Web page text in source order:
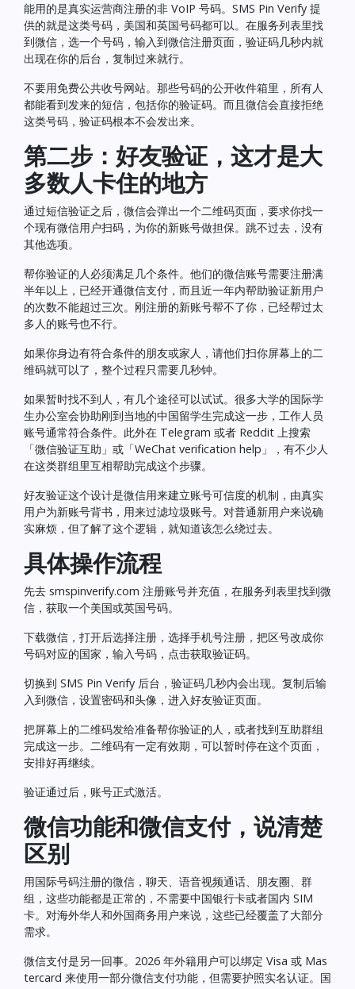
能用的是真实运营商注册的非 VoIP 号码。 SMS Pin Verify 提
供的就是这类号码，美国和英国号码都可以。在服务列表里找
到微信，选一个号码，输入到微信注册页面，验证码几秒内就
出现在你的后台，复制过来就行。
不要用免费公共收号网站。那些号码的公开收件箱里，所有人
都能看到发来的短信，包括你的验证码。而且微信会直接拒绝
这类号码，验证码根本不会发出来。
第二步：好友验证，这才是大
多数人卡住的地方
通过短信验证之后，微信会弹出一个二维码页面，要求你找一
个现有微信用户扫码，为你的新账号做担保。跳不过去，没有
其他选项。
帮你验证的人必须满足几个条件。他们的微信账号需要注册满
半年以上，已经开通微信支付，而且近一年内帮助验证新用户
的次数不能超过三次。刚注册的新账号帮不了你，已经帮过太
多人的账号也不行。
如果你身边有符合条件的朋友或家人，请他们扫你屏幕上的二
维码就可以了，整个过程只需要几秒钟。
如果暂时找不到人，有几个途径可以试试。很多大学的国际学
生办公室会协助刚到当地的中国留学生完成这一步，工作人员
账号通常符合条件。此外在 Telegram 或者 Reddit 上搜索
「微信验证互助」或「WeChat verification help」，有不少人
在这类群组里互相帮助完成这个步骤。
好友验证这个设计是微信用来建立账号可信度的机制，由真实
用户为新账号背书，用来过滤垃圾账号。对普通新用户来说确
实麻烦，但了解了这个逻辑，就知道该怎么绕过去。
具体操作流程
先去 smspinverify.com 注册账号并充值，在服务列表里找到微
信，获取一个美国或英国号码。
下载微信，打开后选择注册，选择手机号注册，把区号改成你
号码对应的国家，输入号码，点击获取验证码。
切换到 SMS Pin Verify 后台，验证码几秒内会出现。复制后输
入到微信，设置密码和头像，进入好友验证页面。
把屏幕上的二维码发给准备帮你验证的人，或者找到互助群组
完成这一步。二维码有一定有效期，可以暂时停在这个页面，
安排好再继续。
验证通过后，账号正式激活。
微信功能和微信支付，说清楚
区别
用国际号码注册的微信，聊天、语音视频通话、朋友圈、群
组，这些功能都是正常的，不需要中国银行卡或者国内 SIM
卡。对海外华人和外国商务用户来说，这些已经覆盖了大部分
需求。
微信支付是另一回事。2026 年外籍用户可以绑定 Visa 或 Mas
tercard 来使用一部分微信支付功能，但需要护照实名认证。国